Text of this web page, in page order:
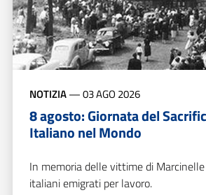
NOTIZIA—03 AGO 2026
8 agosto: Giornata del
Italiano nel Mondo
In memoria delle vittime di
italiani emigrati per lavoro.